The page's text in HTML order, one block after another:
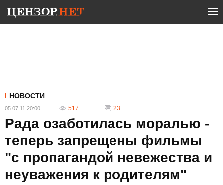
НОВОСТИ
05.07.11 20:00 517 23
Рада озаботилась моралью -
теперь запрещены фильмы
"с пропагандой невежества и
неуважения к родителям"